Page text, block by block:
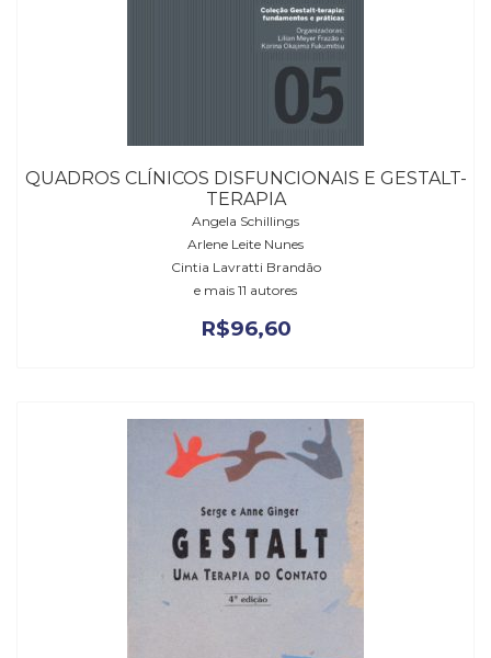
QUADROS CLÍNICOS DISFUNCIONAIS E GESTALT-
TERAPIA
Angela Schillings
Arlene Leite Nunes
Cintia Lavratti Brandão
e mais 11 autores
R$96,60